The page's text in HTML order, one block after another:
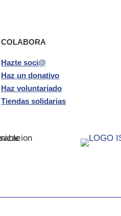
COLABORA
Hazte soci@
Haz un donativo
Haz voluntariado
Tiendas solidarias